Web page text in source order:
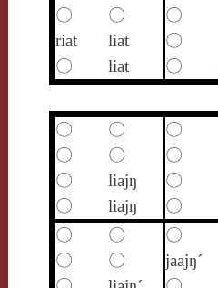
〇
〇 〇
riat
liat 〇
〇
liat 〇
〇 〇 〇
〇
〇 〇
〇
liajŋ 〇
〇
liajŋ 〇
〇
〇 〇
〇
〇 jaajŋ´